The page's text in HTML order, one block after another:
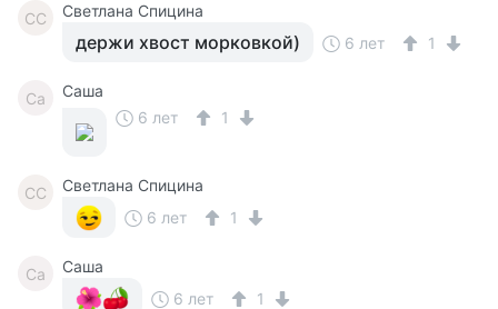
СС Светлана Спицина
держи хвост морковкой) 6 лет 1
Са
Саша
6 лет
1
СС
Светлана Спицина
6 лет
1
Са
Саша
6 лет
1